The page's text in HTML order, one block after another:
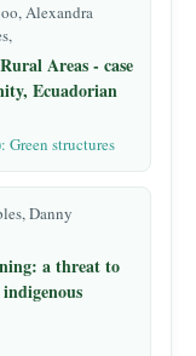
Alexandra
Areas - case
Ecuadorian
Green structures
Danny
a threat to